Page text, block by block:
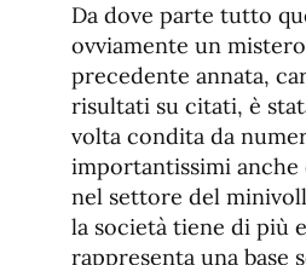
Da dove parte tutto
ovviamente un
precedente annata,
risultati su citati, è
volta condita da
importantissimi
nel settore del
la società tiene di più
rappresenta una base